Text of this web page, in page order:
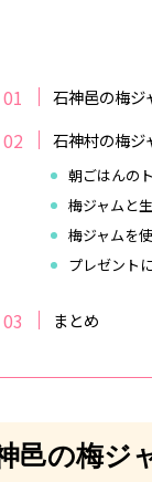
石神邑の梅
石神村の梅ジ
朝ごはんの
梅ジャムと
梅ジャムを
プレゼント
まとめ
邑の梅ジ